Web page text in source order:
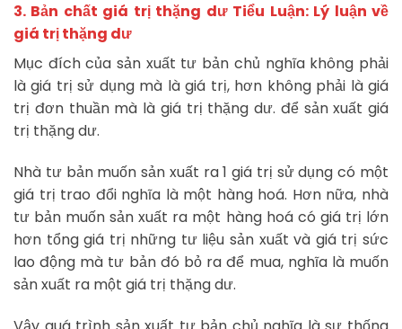
3. Bản chất giá trị thặng dư Tiểu Luận: Lý luận về
giá trị thặng dư
Mục đích của sản xuất tư bản chủ nghĩa không phải
là giá trị sử dụng mà là giá trị, hơn không phải là giá
trị đơn thuần mà là giá trị thặng dư. để sản xuất giá
trị thặng dư.
Nhà tư bản muốn sản xuất ra 1 giá trị sử dụng có một
giá trị trao đổi nghĩa là một hàng hoá. Hơn nữa, nhà
tư bản muốn sản xuất ra một hàng hoá có giá trị lớn
hơn tổng giá trị những tư liệu sản xuất và giá trị sức
lao động mà tư bản đó bỏ ra để mua, nghĩa là muốn
sản xuất ra một giá trị thặng dư.